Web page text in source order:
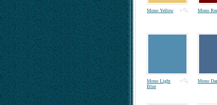
Mono Yellow Mono
Mono Light
Blue
Mono